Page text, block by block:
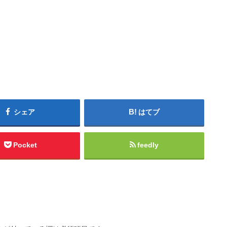
シェア はてブ
Pocket feedly